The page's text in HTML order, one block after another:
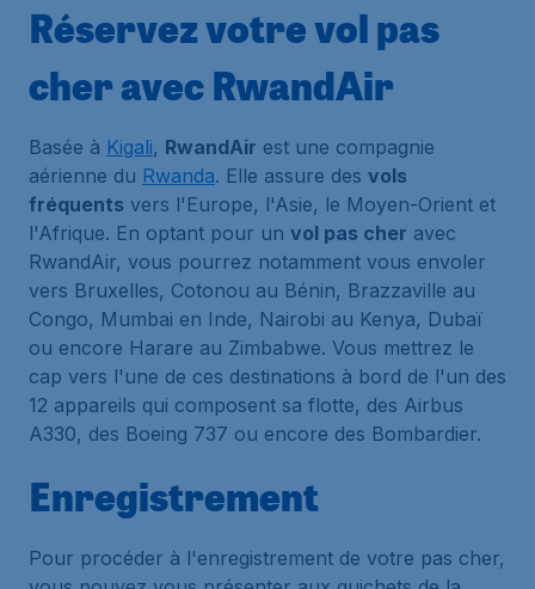
Réservez votre vol pas
cher avec RwandAir
Basée à Kigali, RwandAir est une compagnie
aérienne du Rwanda. Elle assure des vols
fréquents vers l'Europe, l'Asie, le Moyen-Orient et
l'Afrique. En optant pour un vol pas cher avec
RwandAir, vous pourrez notamment vous envoler
vers Bruxelles, Cotonou au Bénin, Brazzaville au
Congo, Mumbai en Inde, Nairobi au Kenya, Dubaï
ou encore Harare au Zimbabwe. Vous mettrez le
cap vers l'une de ces destinations à bord de l'un des
12 appareils qui composent sa flotte, des Airbus
A330, des Boeing 737 ou encore des Bombardier.
Enregistrement
Pour procéder à l'enregistrement de votre pas cher,